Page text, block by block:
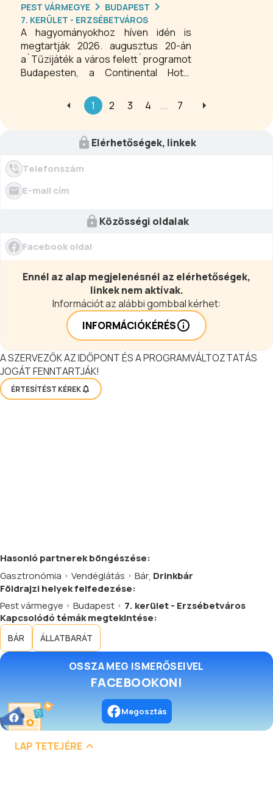
PEST VÁRMEGYE
BUDAPEST
7. KERÜLET - ERZSÉBETVÁROS
A hagyományokhoz híven idén is
megtartják 2026. augusztus 20-án
a`Tűzijáték a város felett`programot
Budapesten, a Continental Hotel
köszöntő pezsgő, az Araz Étterem
séfjének ínycsiklandozó
kínálatának kíséretében. Az est
különleges fellépője Eliza Bliss, aki
elektronikus hegedűn játszik a
1 2 3 4 ... 7
Elérhetőségek, linkek
Telefonszám
E-mail cím
Közösségi oldalak
Facebook oldal
Ennél az alap megjelenésnél az elérhetőségek,
linkek nem aktívak.
Információt az alábbi gombbal kérhet:
INFORMÁCIÓKÉRÉS
A SZERVEZŐK AZ IDŐPONT ÉS A PROGRAMVÁLTOZTATÁS
JOGÁT FENNTARTJÁK!
ÉRTESÍTÉST KÉREK
Hasonló partnerekböngészése:
Gasztronómia
Vendéglátás Bár, Drinkbár
Földrajzi helyek felfedezése:
Pest vármegye
Budapest
7. kerület - Erzsébetváros
Kapcsolódó témák megtekintése:
BÁR ÁLLATBARÁT
OSSZA MEG ISMERŐSEIVEL
FACEBOOKON!
Megosztás
LAP TETEJÉRE